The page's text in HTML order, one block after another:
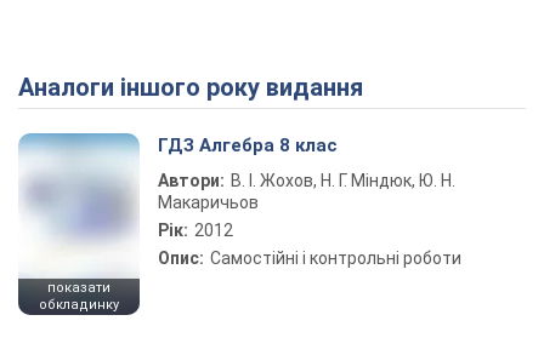
Play Video
Аналоги іншого року видання
показати
обкладинку
ГДЗ Алгебра 8 клас
Автори: В. І. Жохов, Н. Г. Міндюк, Ю. Н.
Макаричьов
Рік: 2012
Опис: Самостійні і контрольні роботи